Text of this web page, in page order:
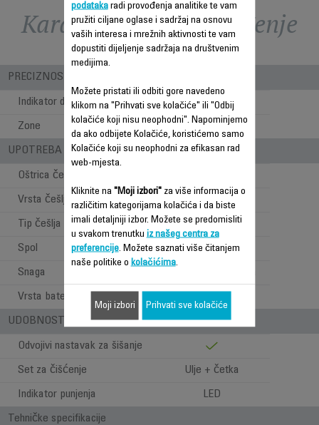
Karakteristike - Poređenje
PRECIZNOST
Indikator dužine šišanja Češalj
Zone Kosa+brada
UPOTREBA - STILOVI PRI ŠIŠANJU
Oštrica češlja za kosu
Vrsta češlja za kosu Fiksni
Tip češlja za bradu Fiksni
Spol Za muškarce
Snaga
Vrsta baterije
UDOBNOST PRI UPOTREBI
Odvojivi nastavak za šišanje
Set za čišćenje Ulje + četka
Indikator punjenja LED
Tehničke specifikacije
podatakaradi provođenja analitike te vam
pružiti ciljane oglase i sadržaj na osnovu
vaših interesa i mrežnih aktivnosti te vam
dopustiti dijeljenje sadržaja na društvenim
medijima.
Možete pristati ili odbiti gore navedeno
klikom na "Prihvati sve kolačiće" ili "Odbij
kolačiće koji nisu neophodni". Napominjemo
da ako odbijete Kolačiće, koristićemo samo
Kolačiće koji su neophodni za efikasan rad
web-mjesta.
Kliknite na "Moji izbori"za više informacija o
različitim kategorijama kolačića i da biste
imali detaljniji izbor. Možete se predomisliti
u svakom trenutku iz našeg centra za
preferencije. Možete saznati više čitanjem
naše politike o kolačićima.
Moji izbori Prihvati sve kolačiće